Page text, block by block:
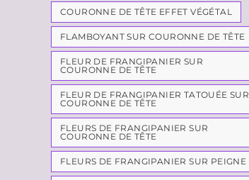
COURONNE DE TÊTE EFFET VÉGÉTAL
FLAMBOYANT SUR COURONNE DE TÊTE
FLEUR DE FRANGIPANIER SUR
COURONNE DE TÊTE
FLEUR DE FRANGIPANIER TATOUÉE SUR
COURONNE DE TÊTE
FLEURS DE FRANGIPANIER SUR
COURONNE DE TÊTE
FLEURS DE FRANGIPANIER SUR PEIGNE